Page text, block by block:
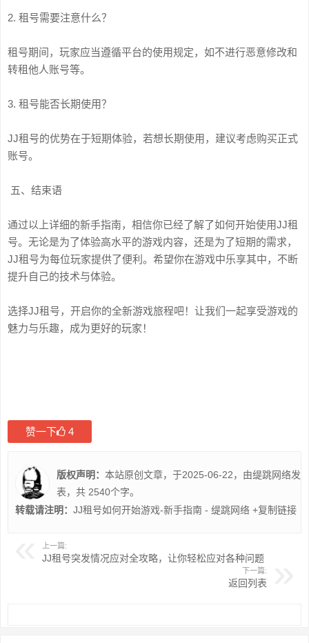
2. 租号需要注意什么？
租号期间，玩家应当遵循平台的使用规定，如不进行恶意修改和
转租他人账号等。
3. 租号能否长期使用？
JJ租号的优势在于短期体验，若想长期使用，建议考虑购买正式
账号。
五、结束语
通过以上详细的新手指南，相信你已经了解了如何开始使用JJ租
号。无论是为了体验高水平的游戏内容，还是为了短期的需求，
JJ租号为每位玩家提供了便利。希望你在游戏中乐享其中，不断
提升自己的技术与体验。
选择JJ租号，开启你的全新游戏旅程吧！让我们一起享受游戏的
魅力与乐趣，成为更好的玩家！
赞一下 4
版权声明： 本站原创文章，于2025-06-22，由缇跳网络发
表，共 2540个字。
转载请注明： JJ租号如何开始游戏-新手指南 - 缇跳网络 +复制链接
上一篇:
JJ租号突发情况应对全攻略，让你轻松应对各种问题
下一篇:
返回列表